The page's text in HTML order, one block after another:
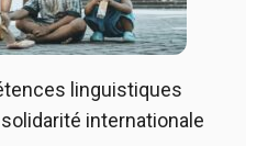
linguistiques
internationale